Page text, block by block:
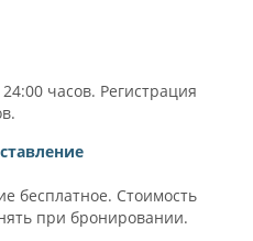
часов. Регистрация
бесплатное. Стоимость
при бронировании.